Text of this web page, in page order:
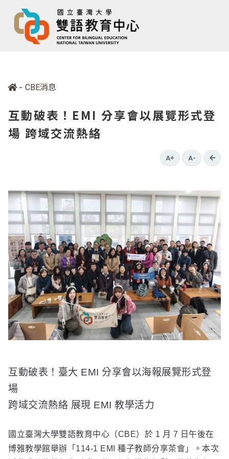
- CBE消息
互動破表！EMI 分享會以展覽形式登
場 跨域交流熱絡
A+ A- go
互動破表！臺大 EMI 分享會以海報展覽形式登
場
跨域交流熱絡 展現 EMI 教學活力
國立臺灣大學雙語教育中心（CBE）於 1 月 7 日午後在
博雅教學館舉辦「114-1 EMI 種子教師分享茶會」。本次